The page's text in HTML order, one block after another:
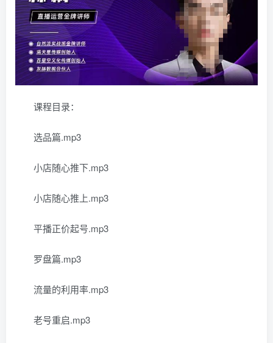
课程目录：
选品篇.mp3
小店随心推下.mp3
小店随心推上.mp3
平播正价起号.mp3
罗盘篇.mp3
流量的利用率.mp3
老号重启.mp3